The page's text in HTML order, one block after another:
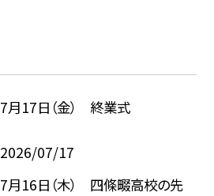
7月17日（金） 終業式
2026/07/17
7月16日（木） 四條畷高校の先